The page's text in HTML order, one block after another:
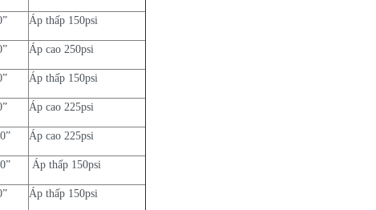
Áp thấp 150psi
Áp cao 250psi
Áp thấp 150psi
Áp cao 225psi
Áp cao 225psi
Áp thấp 150psi
Áp thấp 150psi